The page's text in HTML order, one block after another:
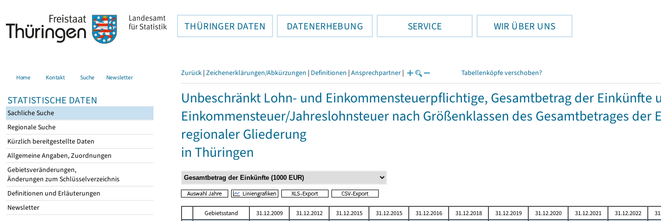
THÜRINGER DATEN DATENERHEBUNG SERVICE WIR ÜBER UNS
Home Kontakt Suche Newsletter
STATISTISCHE DATEN
Sachliche Suche
Regionale Suche
Kürzlich bereitgestellte Daten
Allgemeine Angaben, Zuordnungen
Gebietsveränderungen,
Änderungen zum Schlüsselverzeichnis
Definitionen und Erläuterungen
Newsletter
Zurück | Zeichenerklärungen/Abkürzungen | Definitionen | Ansprechpartner | Tabellenköpfe verschoben?
Unbeschränkt Lohn- und Einkommensteuerpflichtige, Gesamtbetrag der Einkünfte
Einkommensteuer/Jahreslohnsteuer nach Größenklassen des Gesamtbetrages der
regionaler Gliederung
in Thüringen
Gebietsstand 31.12.2009 31.12.2012 31.12.2015 31.12.2015 31.12.2016 31.12.2018 31.12.2019 31.12.2020 31.12.2021 31.12.2022